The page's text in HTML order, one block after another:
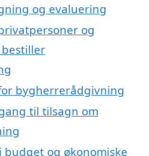
og evaluering
og
bygherrerådgivning
til tilsagn om
budget og økonomiske